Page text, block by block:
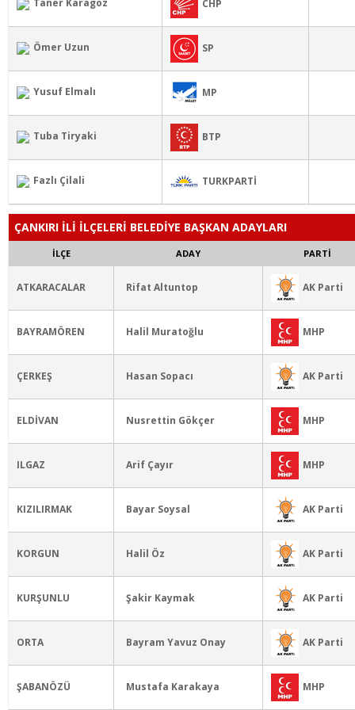
Taner Karagöz CHP
Ömer Uzun SP
Yusuf Elmalı MP
Tuba Tiryaki BTP
Fazlı Çilali TURKPARTİ
ÇANKIRI İLİ İLÇELERİ BELEDİYE BAŞKAN ADAYLARI
İLÇE ADAY PARTİ
ATKARACALAR Rifat Altuntop AK Parti
BAYRAMÖREN Halil Muratoğlu MHP
ÇERKEŞ Hasan Sopacı AK Parti
ELDİVAN Nusrettin Gökçer MHP
ILGAZ Arif Çayır MHP
KIZILIRMAK Bayar Soysal AK Parti
KORGUN Halil Öz AK Parti
KURŞUNLU Şakir Kaymak AK Parti
ORTA Bayram Yavuz Onay AK Parti
ŞABANÖZÜ Mustafa Karakaya MHP